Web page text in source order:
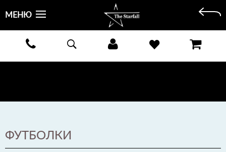
БЕСПЛАТНАЯ ДОСТАВКА КУРЬЕРОМ ИЛИ ПОЧТОЙ ПО ВСЕЙ РОССИИ! ОПЛАТА ПРИ ПОЛУЧЕНИИ
ПОДРОБНЕЕ >
МЕНЮ
ФУТБОЛКИ